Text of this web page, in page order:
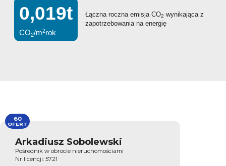
0,019t
CO2/m2rok
Łączna roczna emisja CO2 wynikająca z
zapotrzebowania na energię
Arkadiusz Sobolewski
Pośrednik w obrocie nieruchomościami
Nr licencji: 5721
60
OFERT